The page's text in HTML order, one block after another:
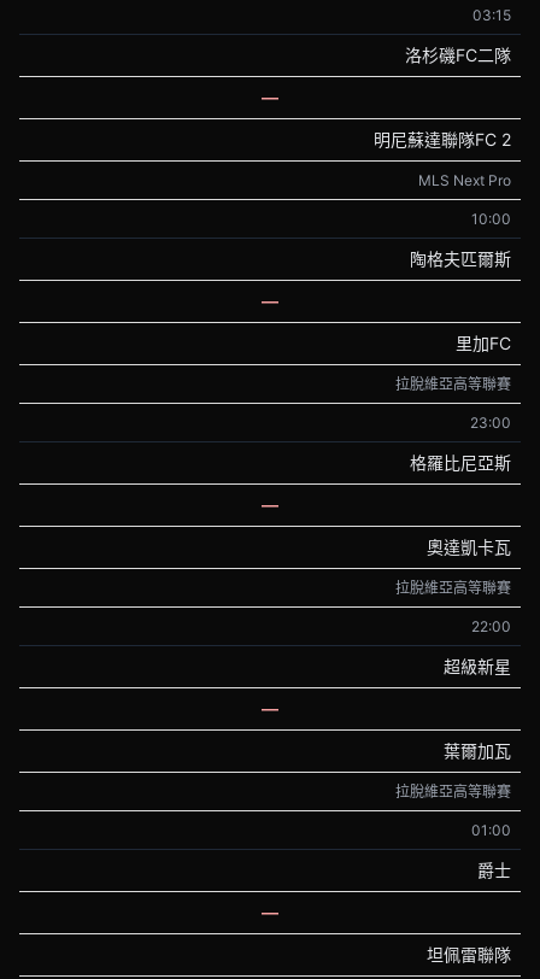
03:15
洛杉磯FC二隊
—
明尼蘇達聯隊FC 2
MLS Next Pro
10:00
陶格夫匹爾斯
—
里加FC
拉脫維亞高等聯賽
23:00
格羅比尼亞斯
—
奧達凱卡瓦
拉脫維亞高等聯賽
22:00
超級新星
—
葉爾加瓦
拉脫維亞高等聯賽
01:00
爵士
—
坦佩雷聯隊